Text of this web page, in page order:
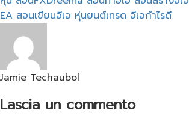
EA สอนเขียนอีเอ หุ่นยนต์เทรด อีเอกำไรดี
Jamie Techaubol
Lascia un commento